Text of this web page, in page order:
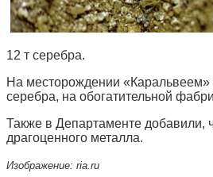
12 т серебра.
На месторождении «Каральвеем»
серебра, на обогатительной
Также в Департаменте добавили,
драгоценного металла.
Изображение: ria.ru